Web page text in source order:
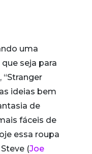
uma
seja para
ideias bem
de
fáceis de
essa roupa
(Joe